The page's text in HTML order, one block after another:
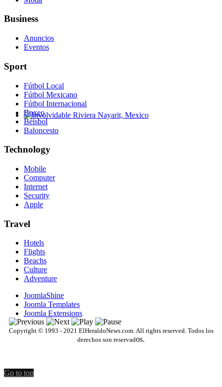
Involvidable Riviera Nayarit, Mexico
Business
Anuncios
Eventos
Sport
Fútbol Local
Fútbol Mexicano
Fútbol Internacional
Boxeo
Béisbol
Baloncesto
Technology
Mobile
Computer
Internet
Security
Apple
Travel
Hotels
Flights
Beachs
Culture
Adventure
JoomlaShine
Joomla Templates
Joomla Extensions
Copyright © 1993 - 2021 ElHeraldoNews.com. All rights reserved. Todos los
derechos son reservados.
Go to top